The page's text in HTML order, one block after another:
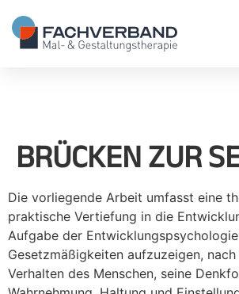
BRÜCKEN ZUR
Die vorliegende Arbeit umfasst eine
praktische Vertiefung in die
Aufgabe der
Gesetzmäßigkeiten aufzuzeigen,
Verhalten des Menschen, seine